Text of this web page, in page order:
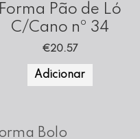
Forma Pão de Ló
C/Cano nº 34
€20.57
Adicionar